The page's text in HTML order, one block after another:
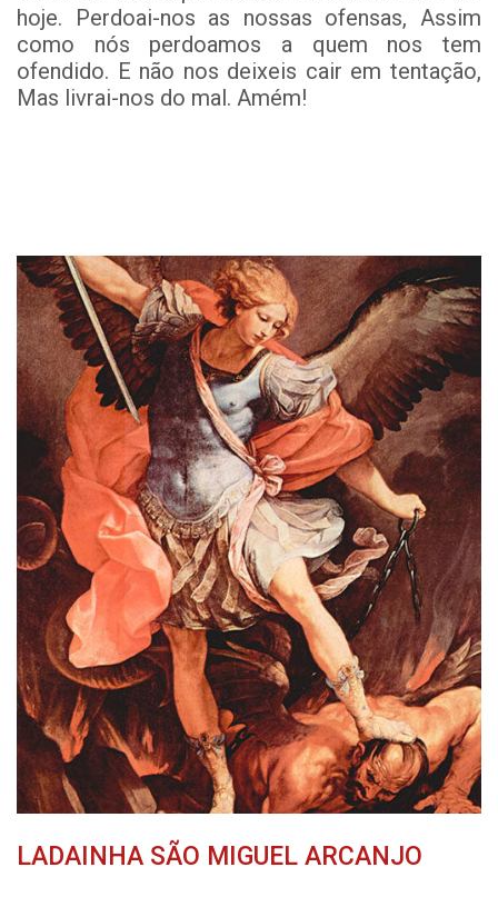
hoje. Perdoai-nos as nossas ofensas, Assim
como nós perdoamos a quem nos tem
ofendido. E não nos deixeis cair em tentação,
Mas livrai-nos do mal. Amém!
LADAINHA SÃO MIGUEL ARCANJO